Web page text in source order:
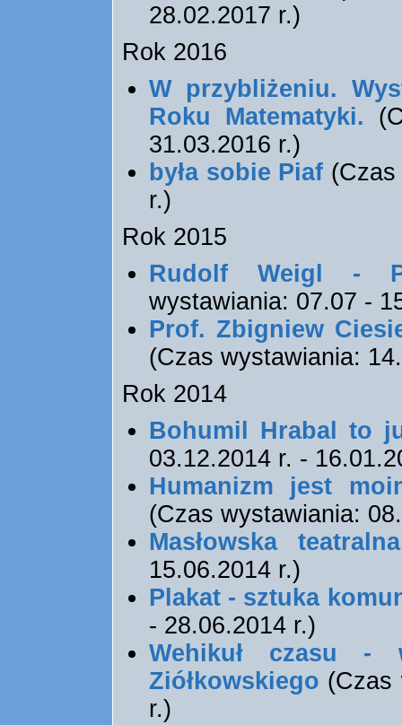
28.02.2017 r.)
Rok 2016
W przybliżeniu.
Roku Matematyki.
31.03.2016 r.)
była sobie Piaf
r.)
Rok 2015
Rudolf Weigl -
wystawiania: 07.07 -
Prof. Zbigniew
(Czas wystawiania:
Rok 2014
Bohumil Hrabal to
03.12.2014 r. -
Humanizm jest
(Czas wystawiania:
Masłowska
15.06.2014 r.)
Plakat - sztuka
- 28.06.2014 r.)
Wehikuł czasu -
Ziółkowskiego (Czas
r.)